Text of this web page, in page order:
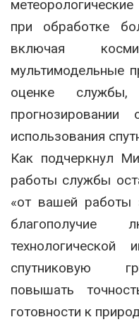
при обработке
включая
мультимодельные
оценке
прогнозировании
использования
Как подчеркнул
работы службы
«от вашей работы
благополучие
технологической
спутниковую
повышать
готовности к